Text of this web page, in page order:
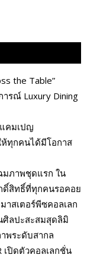
the Table”
รณ์ Luxury Dining
คมเปญ
ห้ทุกคนได้มีโอกาส
มภาพชุดแรก ใน
ดิ์สิทธิ์ที่ทุกคนรอคอย
าสเตอร์พีซคอลเลก
ศิลปะสะสมสุดลิมิ
พระดับสากล
เปิดตัวคอลเลกชั่น